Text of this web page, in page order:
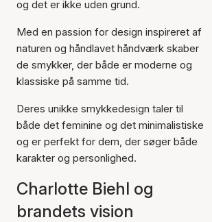
og det er ikke uden grund.
Med en passion for design inspireret af
naturen og håndlavet håndværk skaber
de smykker, der både er moderne og
klassiske på samme tid.
Deres unikke smykkedesign taler til
både det feminine og det minimalistiske
og er perfekt for dem, der søger både
karakter og personlighed.
Charlotte Biehl og
brandets vision